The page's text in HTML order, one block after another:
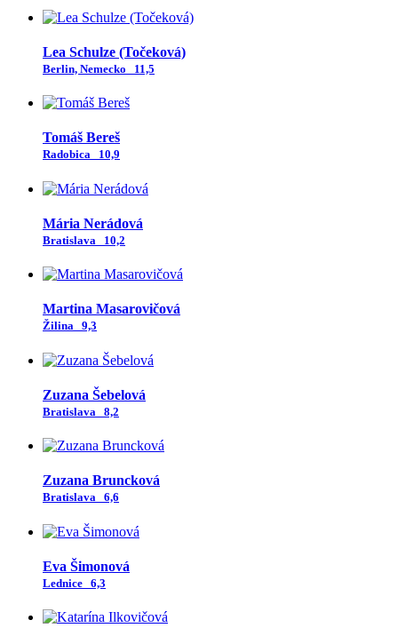
Lea Schulze (Točeková)
Berlin, Nemecko 11,5
Tomáš Bereš
Radobica 10,9
Mária Nerádová
Bratislava 10,2
Martina Masarovičová
Žilina 9,3
Zuzana Šebelová
Bratislava 8,2
Zuzana Bruncková
Bratislava 6,6
Eva Šimonová
Lednice 6,3